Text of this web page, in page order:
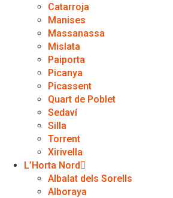
Catarroja
Manises
Massanassa
Mislata
Paiporta
Picanya
Picassent
Quart de Poblet
Sedaví
Silla
Torrent
Xirivella
L’Horta Nord
Albalat dels Sorells
Alboraya